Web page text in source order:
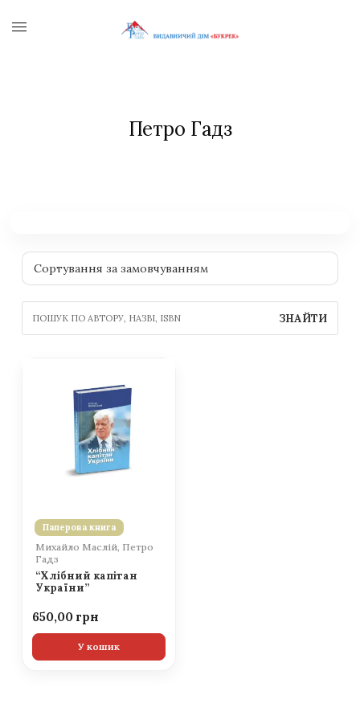
Петро Гадз
ЗНАЙТИ
Паперова книга
Михайло Маслій, Петро
Гадз
“Хлібний капітан
України”
650,00
У кошик